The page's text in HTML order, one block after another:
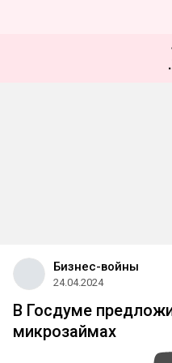
Бизнес-войны
24.04.2024
В Госдуме
микрозаймах